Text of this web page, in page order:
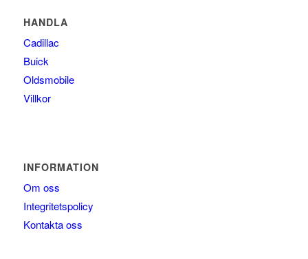
HANDLA
Cadillac
Buick
Oldsmobile
Villkor
INFORMATION
Om oss
Integritetspolicy
Kontakta oss